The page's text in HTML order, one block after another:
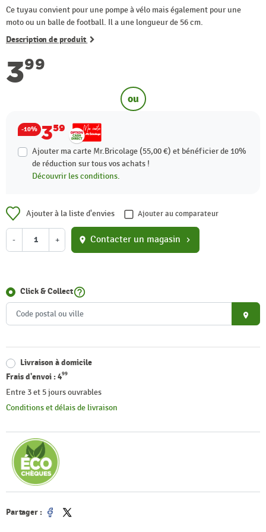
Ce tuyau convient pour une pompe à vélo mais également pour une
moto ou un balle de football. Il a une longueur de 56 cm.
Description de produit
399
ou
-10% 359
Ajouter ma carte Mr.Bricolage (55,00 €) et bénéficier de 10%
de réduction sur tous vos achats !
Découvrir les conditions.
Ajouter à la liste d'envies Ajouter au comparateur
- + location_on Contacter un magasin chevron_right
Click & Collecthelp_outline
place
Livraison à domicile
Frais d'envoi :499
Entre 3 et 5 jours ouvrables
Conditions et délais de livraison
Partager :
Partager
Tweet